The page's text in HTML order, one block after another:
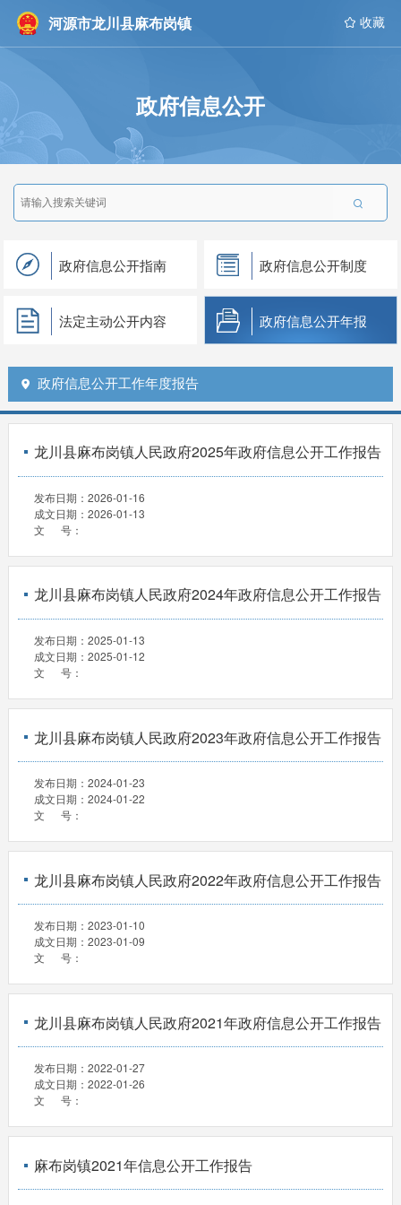
河源市龙川县麻布岗镇  收藏
政府信息公开

政府信息公开指南 政府信息公开制度
法定主动公开内容 政府信息公开年报
 政府信息公开工作年度报告
龙川县麻布岗镇人民政府2025年政府信息公开工作报告
发布日期： 2026-01-16
成文日期： 2026-01-13
文 号：
龙川县麻布岗镇人民政府2024年政府信息公开工作报告
发布日期： 2025-01-13
成文日期： 2025-01-12
文 号：
龙川县麻布岗镇人民政府2023年政府信息公开工作报告
发布日期： 2024-01-23
成文日期： 2024-01-22
文 号：
龙川县麻布岗镇人民政府2022年政府信息公开工作报告
发布日期： 2023-01-10
成文日期： 2023-01-09
文 号：
龙川县麻布岗镇人民政府2021年政府信息公开工作报告
发布日期： 2022-01-27
成文日期： 2022-01-26
文 号：
麻布岗镇2021年信息公开工作报告